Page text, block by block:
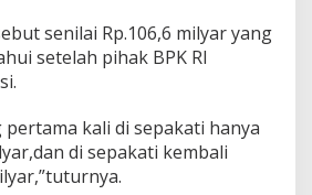
a
r
senilai Rp.106,6 milyar yang
setelah pihak BPK RI
kali di sepakati hanya
di sepakati kembali